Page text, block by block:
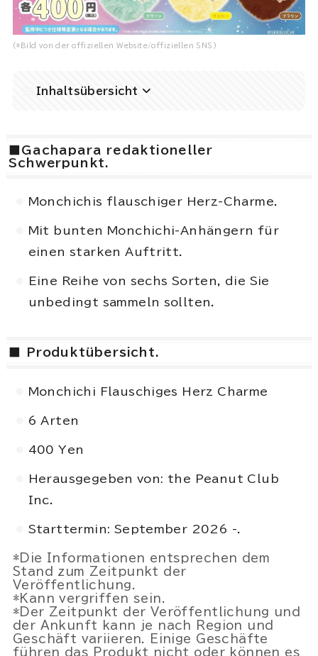
(*Bild von der offiziellen Website/offiziellen SNS)
Inhaltsübersicht
■Gachapara redaktioneller
Schwerpunkt.
Monchichis flauschiger Herz-Charme.
Mit bunten Monchichi-Anhängern für
einen starken Auftritt.
Eine Reihe von sechs Sorten, die Sie
unbedingt sammeln sollten.
■ Produktübersicht.
Monchichi Flauschiges Herz Charme
6 Arten
400 Yen
Herausgegeben von: the Peanut Club
Inc.
Starttermin: September 2026 -.
*Die Informationen entsprechen dem
Stand zum Zeitpunkt der
Veröffentlichung.
*Kann vergriffen sein.
*Der Zeitpunkt der Veröffentlichung und
der Ankunft kann je nach Region und
Geschäft variieren. Einige Geschäfte
führen das Produkt nicht oder können es